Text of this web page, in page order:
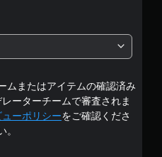
5
段
階
中
ムまたはアイテムの確認済み
ーターチームで審査されま
ーポリシーをご確認くださ
。